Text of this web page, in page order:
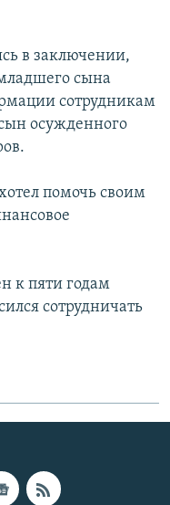
в заключении,
сына
сотрудникам
осужденного
помочь своим
к пяти годам
сотрудничать